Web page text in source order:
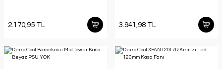
2.170,95 TL 3.941,98 TL